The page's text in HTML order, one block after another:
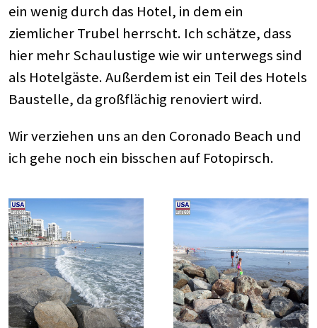
ein wenig durch das Hotel, in dem ein
ziemlicher Trubel herrscht. Ich schätze, dass
hier mehr Schaulustige wie wir unterwegs sind
als Hotelgäste. Außerdem ist ein Teil des Hotels
Baustelle, da großflächig renoviert wird.
Wir verziehen uns an den Coronado Beach und
ich gehe noch ein bisschen auf Fotopirsch.